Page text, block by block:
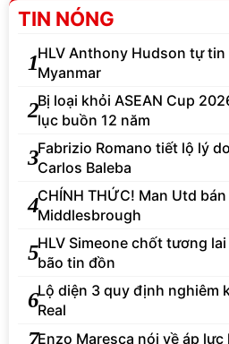
TIN NÓNG
1HLV Anthony Hudson tự
Myanmar
2Bị loại khỏi ASEAN Cup
lục buồn 12 năm
3Fabrizio Romano tiết lộ lý
Carlos Baleba
4CHÍNH THỨC! Man Utd
Middlesbrough
5HLV Simeone chốt tương
bão tin đồn
6Lộ diện 3 quy định nghiêm
Real
7Enzo Maresca nói về áp lực